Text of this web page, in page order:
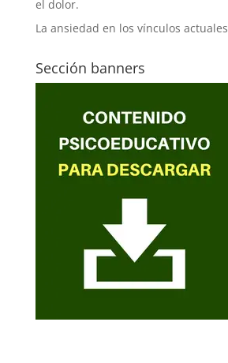
el dolor.
La ansiedad en los vínculos actuales
Sección banners